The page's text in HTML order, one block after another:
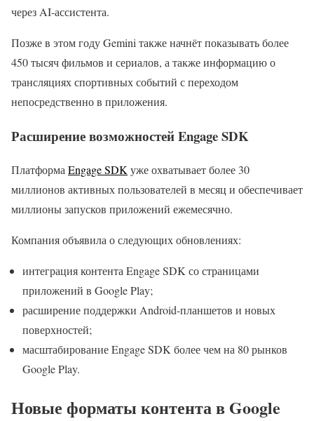
через AI-ассистента.
Позже в этом году Gemini также начнёт показывать более
450 тысяч фильмов и сериалов, а также информацию о
трансляциях спортивных событий с переходом
непосредственно в приложения.
Расширение возможностей Engage SDK
ПлатформаEngage SDKуже охватывает более 30
миллионов активных пользователей в месяц и обеспечивает
миллионы запусков приложений ежемесячно.
Компания объявила о следующих обновлениях:
интеграция контента Engage SDK со страницами
приложений в Google Play;
расширение поддержки Android-планшетов и новых
поверхностей;
масштабирование Engage SDK более чем на 80 рынков
Google Play.
Новые форматы контента в Google